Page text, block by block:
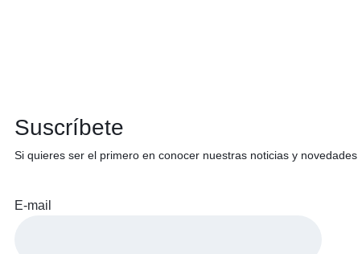
Suscríbete
Si quieres ser el primero en conocer nuestras noticias y novedades.
E-mail